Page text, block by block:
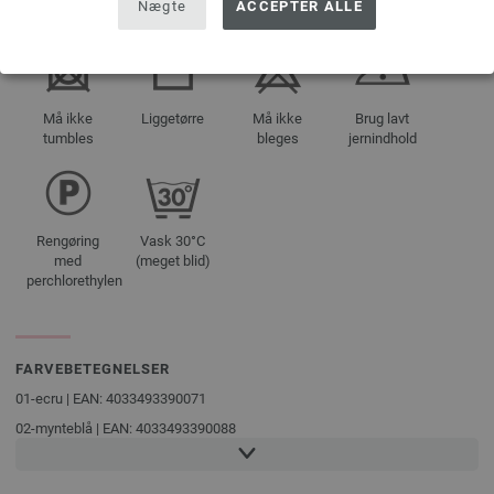
Nægte
ACCEPTER ALLE
Må ikke
tumbles
Liggetørre
Må ikke
bleges
Brug lavt
jernindhold
Rengøring
med
perchlorethylen
Vask 30°C
(meget blid)
FARVEBETEGNELSER
01-ecru | EAN: 4033493390071
02-mynteblå | EAN: 4033493390088